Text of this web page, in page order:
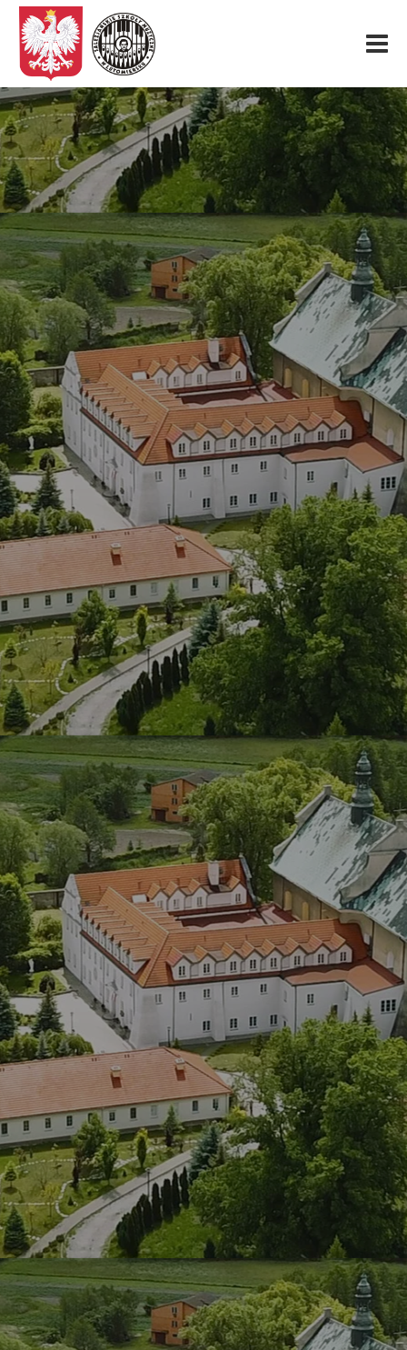
Start
O nas
Aktualności
Rekrutacja
Fundacja
Konkurs organowy
LAOM
Klasztor
1,5%
Kontakt